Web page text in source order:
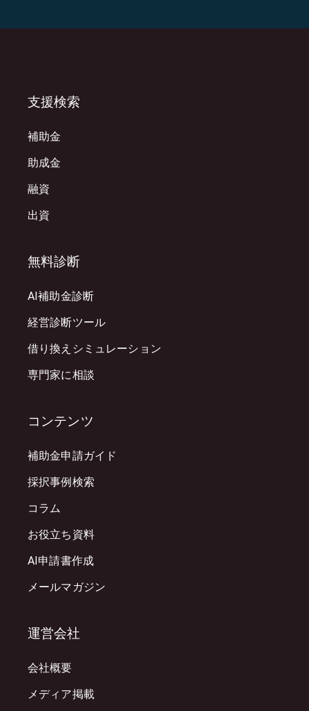
支援検索
補助金
助成金
融資
出資
無料診断
AI補助金診断
経営診断ツール
借り換えシミュレーション
専門家に相談
コンテンツ
補助金申請ガイド
採択事例検索
コラム
お役立ち資料
AI申請書作成
メールマガジン
運営会社
会社概要
メディア掲載